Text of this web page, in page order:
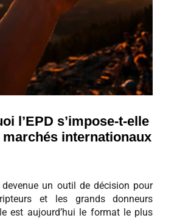
l’EPD s’impose-t-elle
internationaux
devenue un outil de décision pour
et les grands donneurs
est aujourd’hui le format le plus